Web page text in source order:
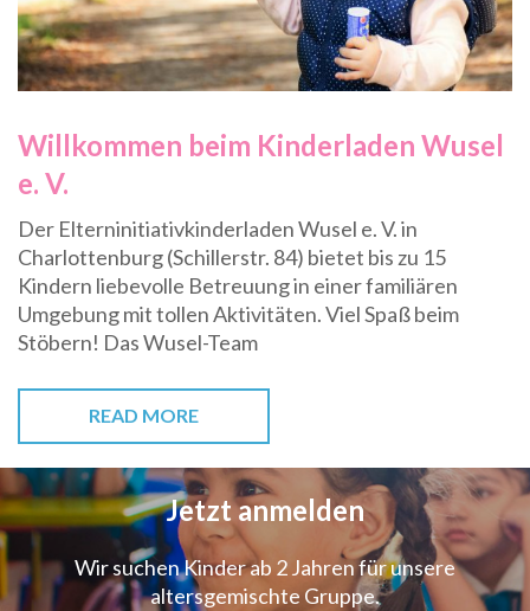
Willkommen beim Kinderladen Wusel
e. V.
Der Elterninitiativkinderladen Wusel e. V. in
Charlottenburg (Schillerstr. 84) bietet bis zu 15
Kindern liebevolle Betreuung in einer familiären
Umgebung mit tollen Aktivitäten. Viel Spaß beim
Stöbern! Das Wusel-Team
READ MORE
Jetzt anmelden
Wir suchen Kinder ab 2 Jahren für unsere
altersgemischte Gruppe.